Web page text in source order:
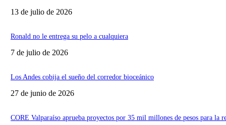
13 de julio de 2026
Ronald no le entrega su pelo a cualquiera
7 de julio de 2026
Los Andes cobija el sueño del corredor bioceánico
27 de junio de 2026
CORE Valparaíso aprueba proyectos por 35 mil millones de pesos para la